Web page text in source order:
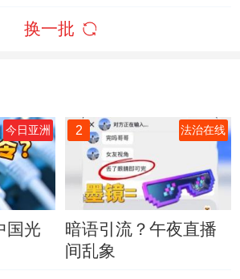
换一批
今日亚洲
国光
2 法治在线
暗语引流？午夜直播
间乱象